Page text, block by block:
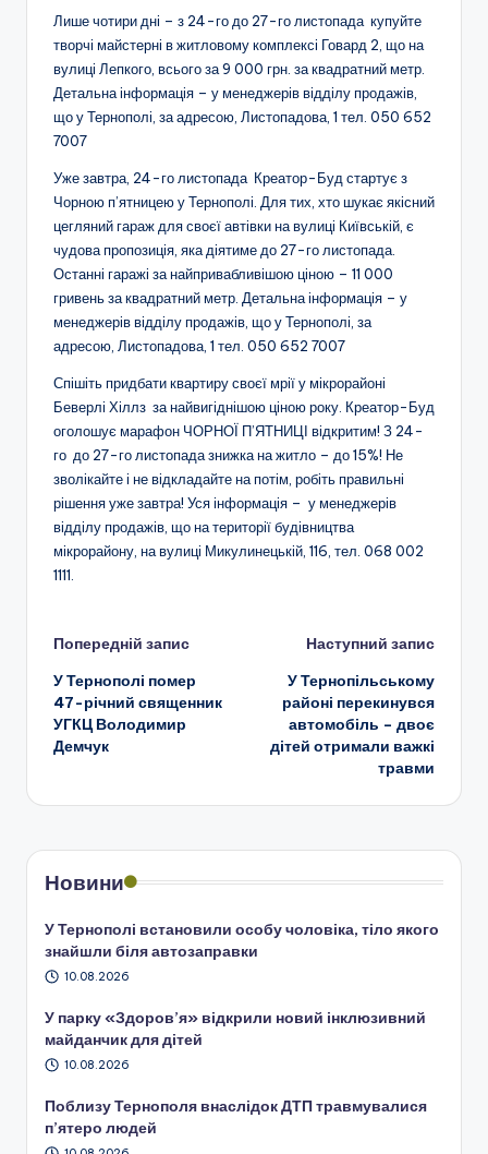
Лише чотири дні – з 24-го до 27-го листопада купуйте
творчі майстерні в житловому комплексі Говард 2, що на
вулиці Лепкого, всього за 9 000 грн. за квадратний метр.
Детальна інформація – у менеджерів відділу продажів,
що у Тернополі, за адресою, Листопадова, 1 тел. 050 652
7007
Уже завтра, 24-го листопада Креатор-Буд стартує з
Чорною п’ятницею у Тернополі. Для тих, хто шукає якісний
цегляний гараж для своєї автівки на вулиці Київській, є
чудова пропозиція, яка діятиме до 27-го листопада.
Останні гаражі за найпривабливішою ціною – 11 000
гривень за квадратний метр. Детальна інформація – у
менеджерів відділу продажів, що у Тернополі, за
адресою, Листопадова, 1 тел. 050 652 7007
Спішіть придбати квартиру своєї мрії у мікрорайоні
Беверлі Хіллз за найвигіднішою ціною року. Креатор-Буд
оголошує марафон ЧОРНОЇ П’ЯТНИЦІ відкритим! З 24-
го до 27-го листопада знижка на житло – до 15%! Не
зволікайте і не відкладайте на потім, робіть правильні
рішення уже завтра! Уся інформація – у менеджерів
відділу продажів, що на території будівництва
мікрорайону, на вулиці Микулинецькій, 116, тел. 068 002
1111.
Навігація
по
запису
Попередній запис
У Тернополі помер
47-річний священник
УГКЦ Володимир
Демчук
Наступний запис
У Тернопільському
районі перекинувся
автомобіль – двоє
дітей отримали важкі
травми
Новини
У Тернополі встановили особу чоловіка, тіло якого
знайшли біля автозаправки
10.08.2026
У парку «Здоров’я» відкрили новий інклюзивний
майданчик для дітей
10.08.2026
Поблизу Тернополя внаслідок ДТП травмувалися
п’ятеро людей